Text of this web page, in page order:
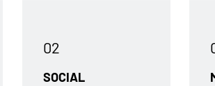
02
SOCIAL